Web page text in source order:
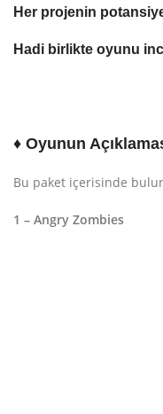
Her projenin
Hadi birlikte oyunu
♦ Oyunun
Bu paket içerisinde
1 – Angry Zombies